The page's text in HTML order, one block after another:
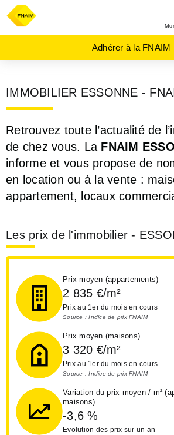
Adhérer à la FNAIM
IMMOBILIER ESSONNE -
Retrouvez toute l’actualité de
de chez vous. La FNAIM
informe et vous propose de
en location ou à la vente :
appartement, locaux
Les prix de l'immobilier -
Prix moyen (appartements)
2 835 €/m²
Prix au 1er du mois en cours
Source : Indice de prix FNAIM
Prix moyen (maisons)
3 320 €/m²
Prix au 1er du mois en cours
Source : Indice de prix FNAIM
Variation du prix moyen / m²
maisons)
-3,6%
Evolution des prix sur un an